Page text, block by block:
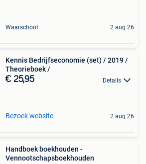
Waarschoot 2 aug 26
Kennis Bedrijfseconomie (set) / 2019 /
Theorieboek /
€ 25,95 Details
Bezoek website 2 aug 26
Handboek boekhouden -
Vennootschapsboekhouden